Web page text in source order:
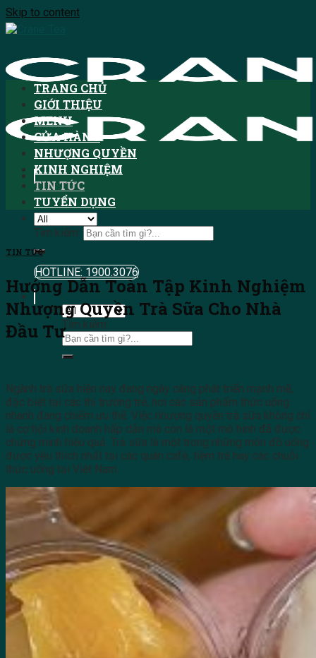
Skip to content
Tìm kiếm:
HOTLINE: 1900.3076
Tìm kiếm:
TRANG CHỦ
GIỚI THIỆU
MENU
CỬA HÀNG
NHƯỢNG QUYỀN
KINH NGHIỆM
TIN TỨC
TUYỂN DỤNG
TIN TỨC
Hướng Dẫn Toàn Tập Kinh Nghiệm
Nhượng Quyền Trà Sữa Cho Nhà
Đầu Tư
Ngành trà sữa hiện nay đang ngày càng phát triển mạnh mẽ,
đặc biệt tại các thị trường trẻ, nơi các sản phẩm thức uống
nhanh đang chiếm ưu thế. Việc nhượng quyền trà sữa không chỉ
là cơ hội kinh doanh hấp dẫn mà còn là một mô hình đã được
chứng minh hiệu quả. Trà sữa là một trong những món đồ uống
được yêu thích nhất tại các quán café, tiệm trà hay các chuỗi
thức uống tại Việt Nam.